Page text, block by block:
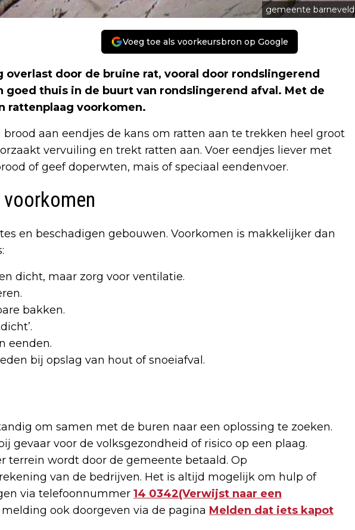
gemeente barneveld
Voeg toe als voorkeursbron op Google
door de bruine rat, vooral door rondslingerend
goed thuis in de buurt van rondslingerend afval. Met de
rattenplaag voorkomen.
aan eendjes de kans om ratten aan te trekken heel groot
vervuiling en trekt ratten aan. Voer eendjes liever met
of geef doperwten, mais of speciaal eendenvoer.
en beschadigen gebouwen. Voorkomen is makkelijker dan
dicht, maar zorg voor ventilatie.
bakken.
eenden.
bij opslag van hout of snoeiafval.
om samen met de buren naar een oplossing te zoeken.
gevaar voor de volksgezondheid of risico op een plaag.
terrein wordt door de gemeente betaald. Op
van de bedrijven. Het is altijd mogelijk om hulp of
via telefoonnummer 14 0342(Verwijst naar een
ook doorgeven via de pagina Melden dat iets kapot